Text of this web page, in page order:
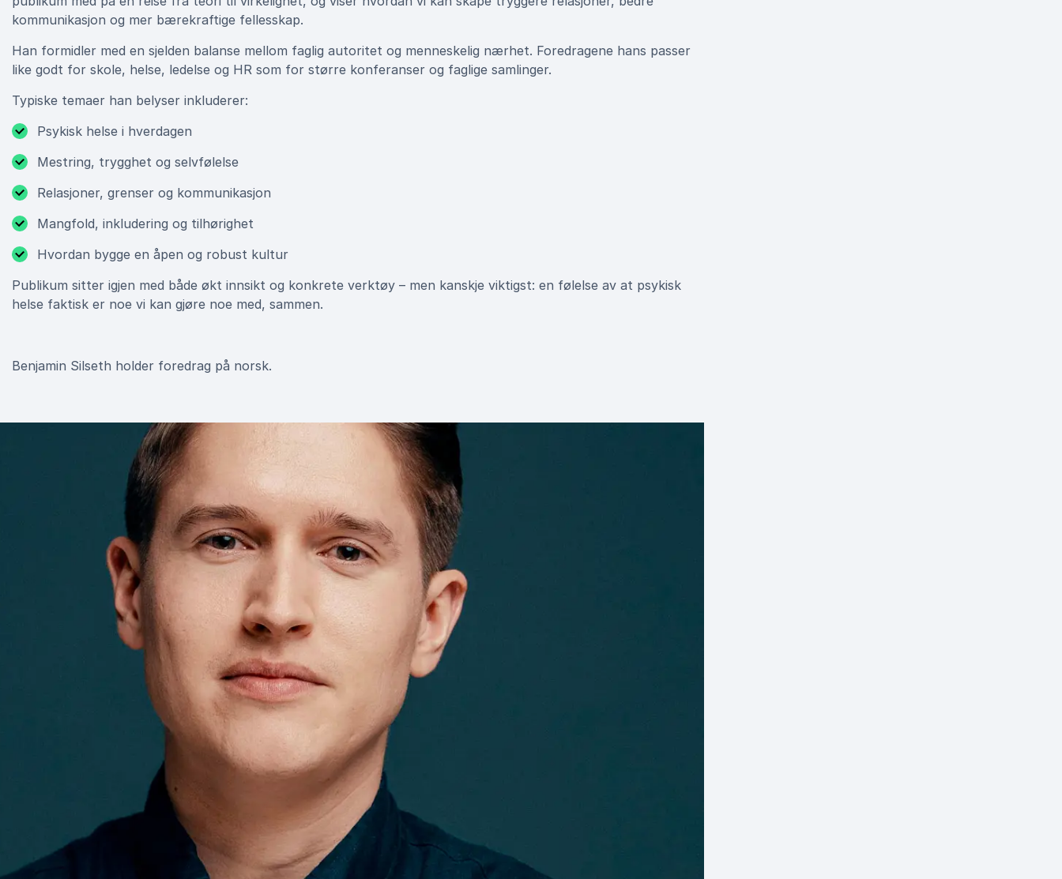
kommunikasjon og mer bærekraftige fellesskap.
Han formidler med en sjelden balanse mellom faglig autoritet og menneskelig nærhet. Foredragene hans passer
like godt for skole, helse, ledelse og HR som for større konferanser og faglige samlinger.
Typiske temaer han belyser inkluderer:
Psykisk helse i hverdagen
Mestring, trygghet og selvfølelse
Relasjoner, grenser og kommunikasjon
Mangfold, inkludering og tilhørighet
Hvordan bygge en åpen og robust kultur
Publikum sitter igjen med både økt innsikt og konkrete verktøy – men kanskje viktigst: en følelse av at psykisk
helse faktisk er noe vi kan gjøre noe med, sammen.
Benjamin Silseth holder foredrag på norsk.